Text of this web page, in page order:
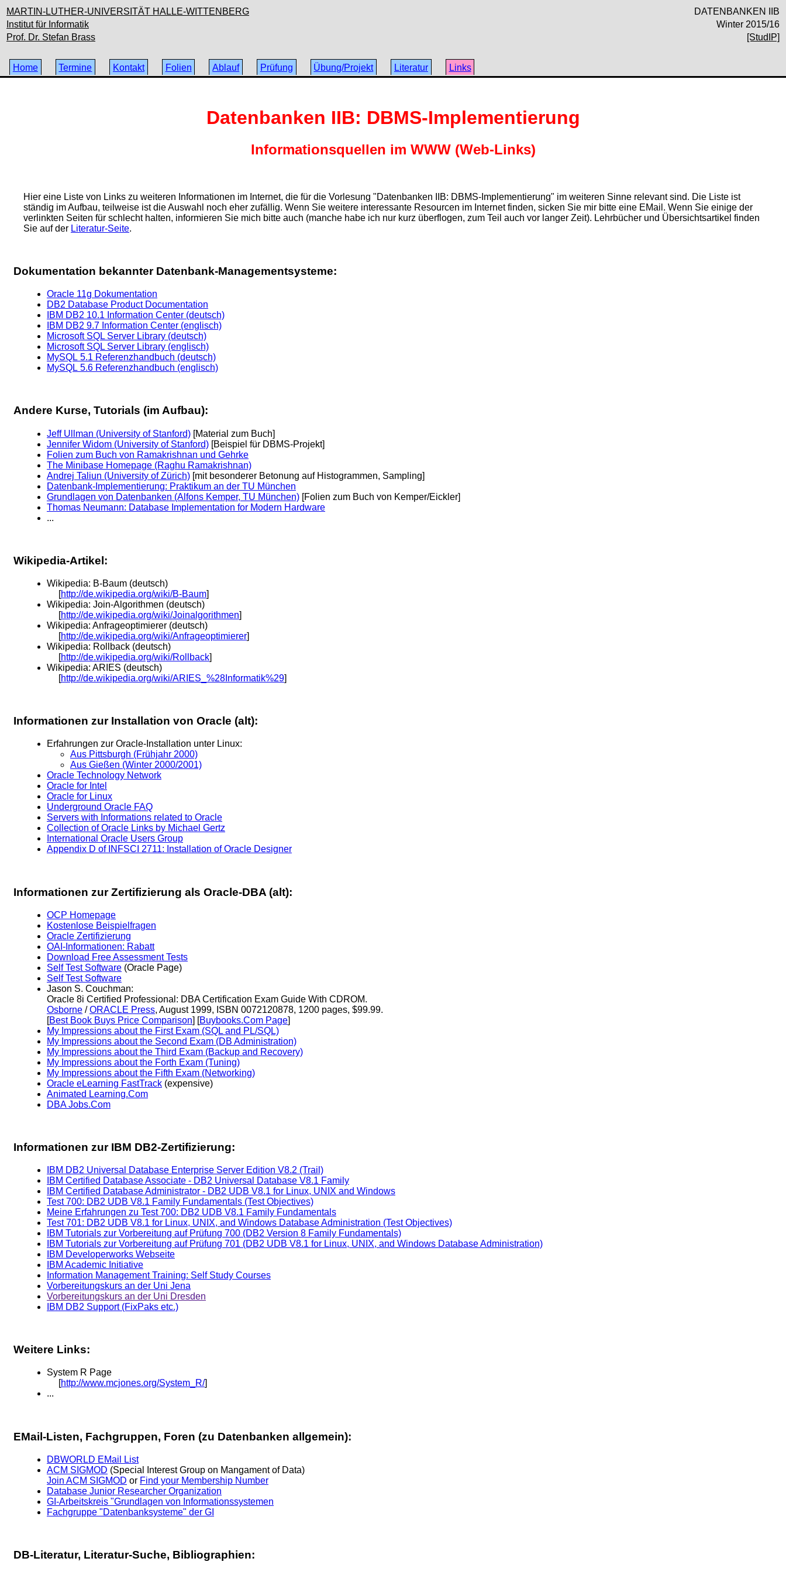
MARTIN-LUTHER-UNIVERSITÄT HALLE-WITTENBERG
DATENBANKEN IIB
Institut für Informatik
Winter 2015/16
Prof. Dr. Stefan Brass
[StudIP]
Home Termine Kontakt Folien Ablauf Prüfung Übung/Projekt Literatur Links
Datenbanken IIB: DBMS-Implementierung
Informationsquellen im WWW (Web-Links)
Hier eine Liste von Links zu weiteren Informationen im Internet, die für die Vorlesung "Datenbanken IIB: DBMS-Implementierung" im weiteren Sinne relevant sind. Die Liste ist
ständig im Aufbau, teilweise ist die Auswahl noch eher zufällig. Wenn Sie weitere interessante Resourcen im Internet finden, sicken Sie mir bitte eine EMail. Wenn Sie einige der
verlinkten Seiten für schlecht halten, informieren Sie mich bitte auch (manche habe ich nur kurz überflogen, zum Teil auch vor langer Zeit). Lehrbücher und Übersichtsartikel finden
Sie auf der Literatur-Seite.
Dokumentation bekannter Datenbank-Managementsysteme:
Oracle 11g Dokumentation
DB2 Database Product Documentation
IBM DB2 10.1 Information Center (deutsch)
IBM DB2 9.7 Information Center (englisch)
Microsoft SQL Server Library (deutsch)
Microsoft SQL Server Library (englisch)
MySQL 5.1 Referenzhandbuch (deutsch)
MySQL 5.6 Referenzhandbuch (englisch)
Andere Kurse, Tutorials (im Aufbau):
Jeff Ullman (University of Stanford) [Material zum Buch]
Jennifer Widom (University of Stanford) [Beispiel für DBMS-Projekt]
Folien zum Buch von Ramakrishnan und Gehrke
The Minibase Homepage (Raghu Ramakrishnan)
Andrej Taliun (University of Zürich) [mit besonderer Betonung auf Histogrammen, Sampling]
Datenbank-Implementierung: Praktikum an der TU München
Grundlagen von Datenbanken (Alfons Kemper, TU München) [Folien zum Buch von Kemper/Eickler]
Thomas Neumann: Database Implementation for Modern Hardware
...
Wikipedia-Artikel:
Wikipedia: B-Baum (deutsch)
[http://de.wikipedia.org/wiki/B-Baum]
Wikipedia: Join-Algorithmen (deutsch)
[http://de.wikipedia.org/wiki/Joinalgorithmen]
Wikipedia: Anfrageoptimierer (deutsch)
[http://de.wikipedia.org/wiki/Anfrageoptimierer]
Wikipedia: Rollback (deutsch)
[http://de.wikipedia.org/wiki/Rollback]
Wikipedia: ARIES (deutsch)
[http://de.wikipedia.org/wiki/ARIES_%28Informatik%29]
Informationen zur Installation von Oracle (alt):
Erfahrungen zur Oracle-Installation unter Linux:
Aus Pittsburgh (Frühjahr 2000)
Aus Gießen (Winter 2000/2001)
Oracle Technology Network
Oracle for Intel
Oracle for Linux
Underground Oracle FAQ
Servers with Informations related to Oracle
Collection of Oracle Links by Michael Gertz
International Oracle Users Group
Appendix D of INFSCI 2711: Installation of Oracle Designer
Informationen zur Zertifizierung als Oracle-DBA (alt):
OCP Homepage
Kostenlose Beispielfragen
Oracle Zertifizierung
OAI-Informationen: Rabatt
Download Free Assessment Tests
Self Test Software (Oracle Page)
Self Test Software
Jason S. Couchman:
Oracle 8i Certified Professional: DBA Certification Exam Guide With CDROM.
Osborne /ORACLE Press, August 1999, ISBN 0072120878, 1200 pages, $99.99.
[Best Book Buys Price Comparison] [Buybooks.Com Page]
My Impressions about the First Exam (SQL and PL/SQL)
My Impressions about the Second Exam (DB Administration)
My Impressions about the Third Exam (Backup and Recovery)
My Impressions about the Forth Exam (Tuning)
My Impressions about the Fifth Exam (Networking)
Oracle eLearning FastTrack (expensive)
Animated Learning.Com
DBA Jobs.Com
Informationen zur IBM DB2-Zertifizierung:
IBM DB2 Universal Database Enterprise Server Edition V8.2 (Trail)
IBM Certified Database Associate - DB2 Universal Database V8.1 Family
IBM Certified Database Administrator - DB2 UDB V8.1 for Linux, UNIX and Windows
Test 700: DB2 UDB V8.1 Family Fundamentals (Test Objectives)
Meine Erfahrungen zu Test 700: DB2 UDB V8.1 Family Fundamentals
Test 701: DB2 UDB V8.1 for Linux, UNIX, and Windows Database Administration (Test Objectives)
IBM Tutorials zur Vorbereitung auf Prüfung 700 (DB2 Version 8 Family Fundamentals)
IBM Tutorials zur Vorbereitung auf Prüfung 701 (DB2 UDB V8.1 for Linux, UNIX, and Windows Database Administration)
IBM Developerworks Webseite
IBM Academic Initiative
Information Management Training: Self Study Courses
Vorbereitungskurs an der Uni Jena
Vorbereitungskurs an der Uni Dresden
IBM DB2 Support (FixPaks etc.)
Weitere Links:
System R Page
http://www.mcjones.org/System_R/
...
EMail-Listen, Fachgruppen, Foren (zu Datenbanken allgemein):
DBWORLD EMail List
ACM SIGMOD (Special Interest Group on Mangament of Data)
Join ACM SIGMOD or Find your Membership Number
Database Junior Researcher Organization
GI-Arbeitskreis "Grundlagen von Informationssystemen
Fachgruppe "Datenbanksysteme" der GI
DB-Literatur, Literatur-Suche, Bibliographien: